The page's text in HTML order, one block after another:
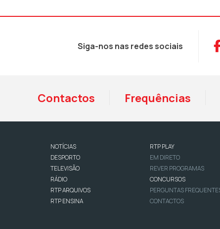
Siga-nos nas redes sociais
Contactos Frequências
NOTÍCIAS
DESPORTO
TELEVISÃO
RÁDIO
RTP ARQUIVOS
RTP ENSINA
RTP PLAY
EM DIRETO
REVER PROGRAMAS
CONCURSOS
PERGUNTAS
CONTACTOS